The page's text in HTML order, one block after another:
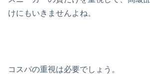
けにもいきませんよね。
コスパの重視は必要でしょう。